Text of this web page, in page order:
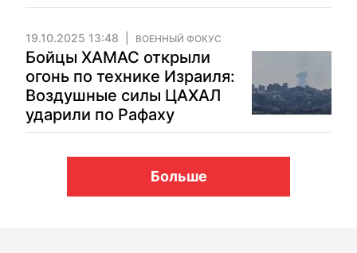
19.10.2025 13:48 ВОЕННЫЙ ФОКУС
Бойцы ХАМАС открыли
огонь по технике Израиля:
Воздушные силы ЦАХАЛ
ударили по Рафаху
Больше